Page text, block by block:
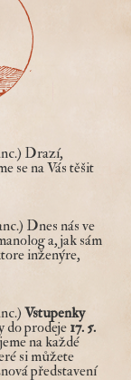
Drazí,
se na Vás těšit
Dnes nás ve
a, jak sám
inženýre,
Vstupenky
do prodeje 17. 5.
na každé
si můžete
představení